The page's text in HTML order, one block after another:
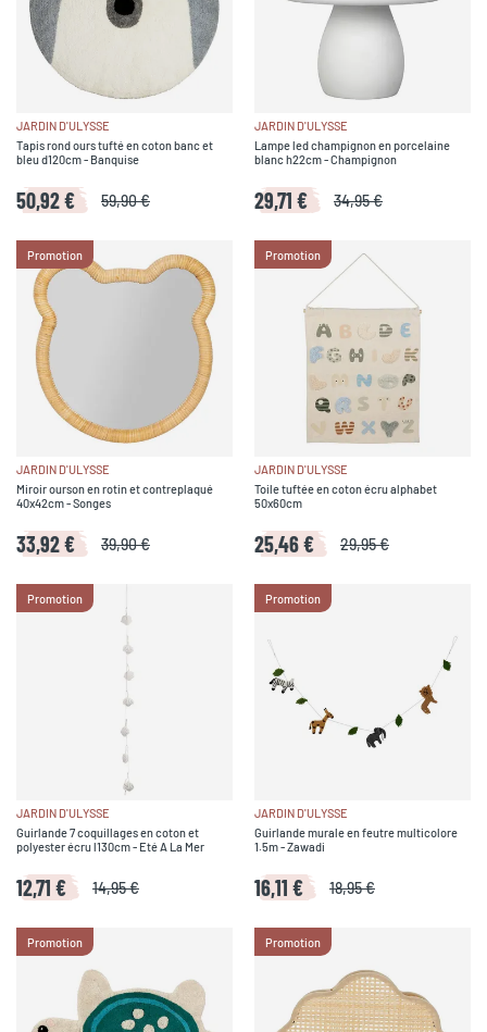
JARDIN D'ULYSSE
Tapis rond ours tufté en coton banc et
bleu d120cm - Banquise
50,92 € 59,90 €
JARDIN D'ULYSSE
Lampe led champignon en porcelaine
blanc h22cm - Champignon
29,71 € 34,95 €
Promotion
JARDIN D'ULYSSE
Miroir ourson en rotin et contreplaqué
40x42cm - Songes
33,92 € 39,90 €
Promotion
JARDIN D'ULYSSE
Toile tuftée en coton écru alphabet
50x60cm
25,46 € 29,95 €
Promotion
JARDIN D'ULYSSE
Guirlande 7 coquillages en coton et
polyester écru l130cm - Eté A La Mer
12,71 € 14,95 €
Promotion
JARDIN D'ULYSSE
Guirlande murale en feutre multicolore
1.5m - Zawadi
16,11 € 18,95 €
Promotion Promotion